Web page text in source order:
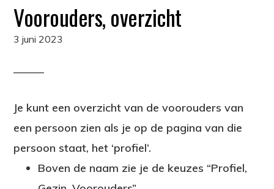
Voorouders, overzicht
3 juni 2023
Je kunt een overzicht van de voorouders van
een persoon zien als je op de pagina van die
persoon staat, het ‘profiel’.
Boven de naam zie je de keuzes “Profiel,